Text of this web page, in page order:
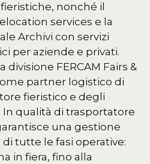
nonché il
services e la
Archivi con servizi
per aziende e privati.
FERCAM Fairs &
partner logistico di
fieristico e degli
qualità di trasportatore
una gestione
tutte le fasi operative:
in fiera, fino alla